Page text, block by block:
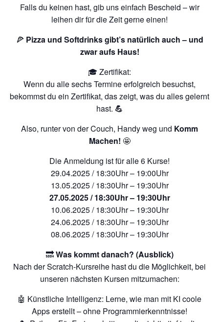
Falls du keinen hast, gib uns einfach Bescheid – wir
leihen dir für die Zeit gerne einen!
🍕 Pizza und Softdrinks gibt’s natürlich auch – und
zwar aufs Haus!
🎓 Zertifikat:
Wenn du alle sechs Termine erfolgreich besuchst,
bekommst du ein Zertifikat, das zeigt, was du alles gelernt
hast. 💪
Also, runter von der Couch, Handy weg und Komm
Machen! 🤩
Die Anmeldung ist für alle 6 Kurse!
29.04.2025 / 18:30Uhr – 19:00Uhr
13.05.2025 / 18:30Uhr – 19:30Uhr
27.05.2025 / 18:30Uhr – 19:30Uhr
10.06.2025 / 18:30Uhr – 19:30Uhr
24.06.2025 / 18:30Uhr – 19:30Uhr
08.06.2025 / 18:30Uhr – 19:30Uhr
🔜Was kommt danach? (Ausblick)
Nach der Scratch-Kursreihe hast du die Möglichkeit, bei
unseren nächsten Kursen mitzumachen:
🤖 Künstliche Intelligenz: Lerne, wie man mit KI coole
Apps erstellt – ohne Programmierkenntnisse!